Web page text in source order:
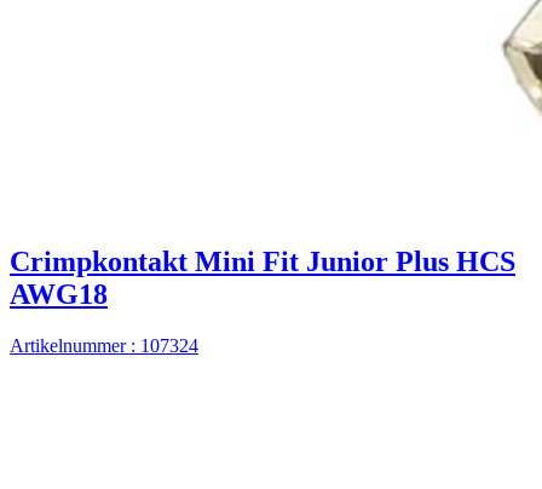
Crimpkontakt Mini Fit Junior Plus HCS
AWG18
Artikelnummer : 107324